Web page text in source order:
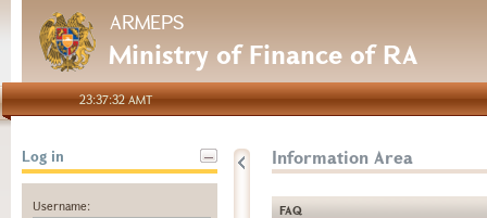
ARMEPS
Ministry of Finance of RA
23:37:32 AMT
Log in
Username:
Information Area
FAQ